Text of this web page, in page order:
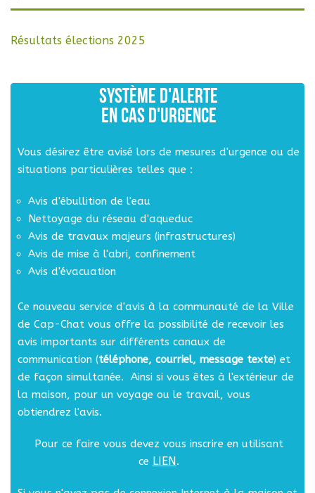
Résultats élections 2025
SYSTÈME D'ALERTE
EN CAS D'URGENCE
Vous désirez être avisé lors de mesures d'urgence ou de
situations particulières telles que :
Avis d'ébullition de l'eau
Nettoyage du réseau d'aqueduc
Avis de travaux majeurs (infrastructures)
Avis de mise à l'abri, confinement
Avis d'évacuation
Ce nouveau service d'avis à la communauté de la Ville
de Cap-Chat vous offre la possibilité de recevoir les
avis importants sur différents canaux de
communication (téléphone, courriel, message texte) et
de façon simultanée. Ainsi si vous êtes à l'extérieur de
la maison, pour un voyage ou le travail, vous
obtiendrez l'avis.
Pour ce faire vous devez vous inscrire en utilisant
ce LIEN.